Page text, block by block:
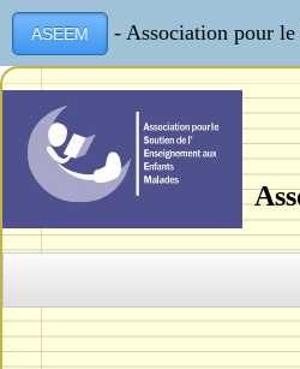
ASEEM - Association pour